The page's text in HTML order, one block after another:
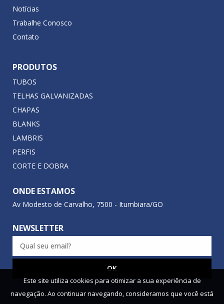
Notícias
Trabalhe Conosco
Contato
PRODUTOS
TUBOS
TELHAS GALVANIZADAS
CHAPAS
BLANKS
LAMBRIS
PERFIS
CORTE E DOBRA
ONDE ESTAMOS
Av Modesto de Carvalho, 7500 - Itumbiara/GO
NEWSLETTER
Este site utiliza cookies para otimizar a sua experiência de
navegação. Ao continuar navegando, consideramos que você está